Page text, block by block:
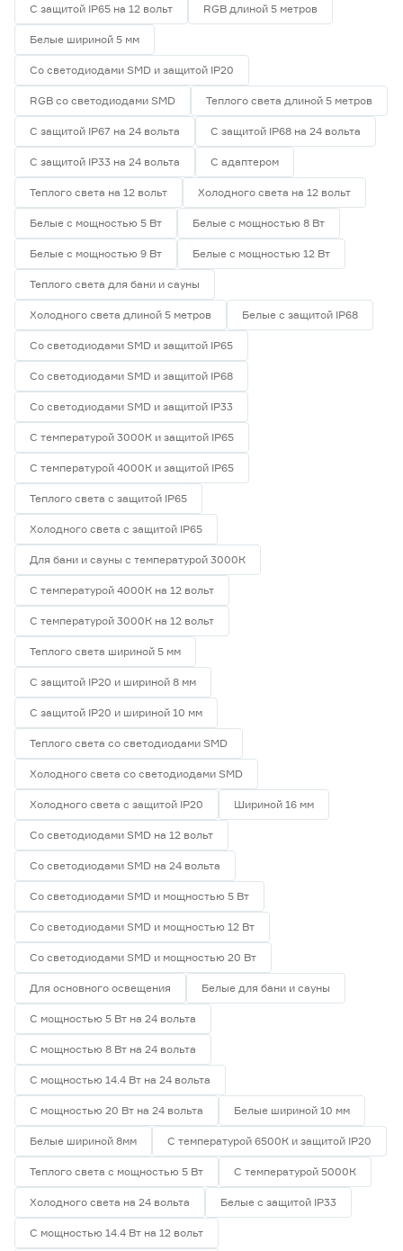
С защитой IP65 на 12 вольт RGB длиной 5 метров
Белые шириной 5 мм
Со светодиодами SMD и защитой IP20
RGB со светодиодами SMD Теплого света длиной 5 метров
С защитой IP67 на 24 вольта С защитой IP68 на 24 вольта
С защитой IP33 на 24 вольта С адаптером
Теплого света на 12 вольт Холодного света на 12 вольт
Белые с мощностью 5 Вт Белые с мощностью 8 Вт
Белые с мощностью 9 Вт Белые с мощностью 12 Вт
Теплого света для бани и сауны
Холодного света длиной 5 метров Белые с защитой IP68
Со светодиодами SMD и защитой IP65
Со светодиодами SMD и защитой IP68
Со светодиодами SMD и защитой IP33
С температурой 3000К и защитой IP65
С температурой 4000К и защитой IP65
Теплого света с защитой IP65
Холодного света с защитой IP65
Для бани и сауны с температурой 3000К
С температурой 4000К на 12 вольт
С температурой 3000К на 12 вольт
Теплого света шириной 5 мм
С защитой IP20 и шириной 8 мм
С защитой IP20 и шириной 10 мм
Теплого света со светодиодами SMD
Холодного света со светодиодами SMD
Холодного света с защитой IP20 Шириной 16 мм
Со светодиодами SMD на 12 вольт
Со светодиодами SMD на 24 вольта
Со светодиодами SMD и мощностью 5 Вт
Со светодиодами SMD и мощностью 12 Вт
Со светодиодами SMD и мощностью 20 Вт
Для основного освещения Белые для бани и сауны
С мощностью 5 Вт на 24 вольта
С мощностью 8 Вт на 24 вольта
С мощностью 14.4 Вт на 24 вольта
С мощностью 20 Вт на 24 вольта Белые шириной 10 мм
Белые шириной 8мм С температурой 6500К и защитой IP20
Теплого света с мощностью 5 Вт С температурой 5000К
Холодного света на 24 вольта Белые с защитой IP33
С мощностью 14.4 Вт на 12 вольт